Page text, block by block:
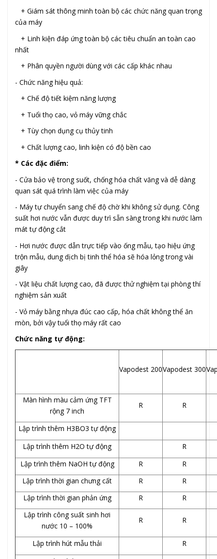
+ Giám sát thông minh toàn bộ các chức năng quan trọng
của máy
+ Linh kiện đáp ứng toàn bộ các tiêu chuẩn an toàn cao
nhất
+ Phân quyền người dùng với các cấp khác nhau
- Chức năng hiệu quả:
+ Chế độ tiết kiệm năng lượng
+ Tuổi thọ cao, vỏ máy vững chắc
+ Tùy chọn dụng cụ thủy tinh
+ Chất lượng cao, linh kiện có độ bền cao
* Các đặc điểm:
- Cửa bảo vệ trong suốt, chống hóa chất văng và dễ dàng
quan sát quá trình làm việc của máy
- Máy tự chuyển sang chế độ chờ khi không sử dụng. Công
suất hơi nước vẫn được duy trì sẵn sàng trong khi nước làm
mát tự động cắt
- Hơi nước được dẫn trực tiếp vào ống mẫu, tạo hiệu ứng
trộn mẫu, dung dịch bị tinh thể hóa sẽ hóa lỏng trong vài
giây
- Vật liệu chất lượng cao, đã được thử nghiệm tại phòng thí
nghiệm sản xuất
- Vỏ máy bằng nhựa đúc cao cấp, hóa chất không thể ăn
mòn, bởi vậy tuổi thọ máy rất cao
Chức năng tự động:
Vapodest 200Vapodest 300
Màn hình màu cảm ứng TFT
rộng 7 inch
R R
Lập trình thêm H3BO3 tự động
Lập trình thêm H2O tự động
R
Lập trình thêm NaOH tự động
R
R
Lập trình thời gian chưng cất
R
R
Lập trình thời gian phản ứng
R
R
Lập trình công suất sinh hơi
nước 10 – 100%
R R
Lập trình hút mẫu thải
R